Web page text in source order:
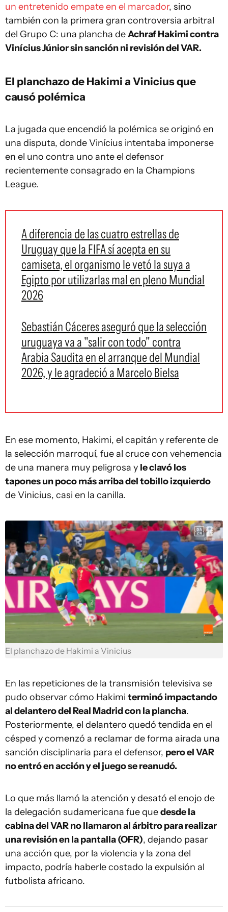
un entretenido empate en el marcador, sino
también con la primera gran controversia arbitral
del Grupo C: una plancha deAchraf Hakimi contra
Vinícius Júnior sin sanción ni revisión del VAR.
El planchazo de Hakimi a Vinicius que
causó polémica
La jugada que encendió la polémica se originó en
una disputa, donde Vinícius intentaba imponerse
en el uno contra uno ante el defensor
recientemente consagrado en la Champions
League.
A diferencia de las cuatro estrellas de
Uruguay que la FIFA sí acepta en su
camiseta, el organismo le vetó la suya a
Egipto por utilizarlas mal en pleno Mundial
2026
Sebastián Cáceres aseguró que la selección
uruguaya va a "salir con todo" contra
Arabia Saudita en el arranque del Mundial
2026, y le agradeció a Marcelo Bielsa
En ese momento, Hakimi, el capitán y referente de
la selección marroquí, fue al cruce con vehemencia
de una manera muy peligrosa y le clavó los
tapones un poco más arriba del tobillo izquierdo
de Vinicius, casi en la canilla.
El planchazo de Hakimi a Vinicius
En las repeticiones de la transmisión televisiva se
pudo observar cómo Hakimi terminó impactando
al delantero del Real Madrid con la plancha.
Posteriormente, el delantero quedó tendida en el
césped y comenzó a reclamar de forma airada una
sanción disciplinaria para el defensor, pero el VAR
no entró en acción y el juego se reanudó.
Lo que más llamó la atención y desató el enojo de
la delegación sudamericana fue quedesde la
cabina del VAR no llamaron al árbitro para realizar
una revisión en la pantalla (OFR), dejando pasar
una acción que, por la violencia y la zona del
impacto, podría haberle costado la expulsión al
futbolista africano.